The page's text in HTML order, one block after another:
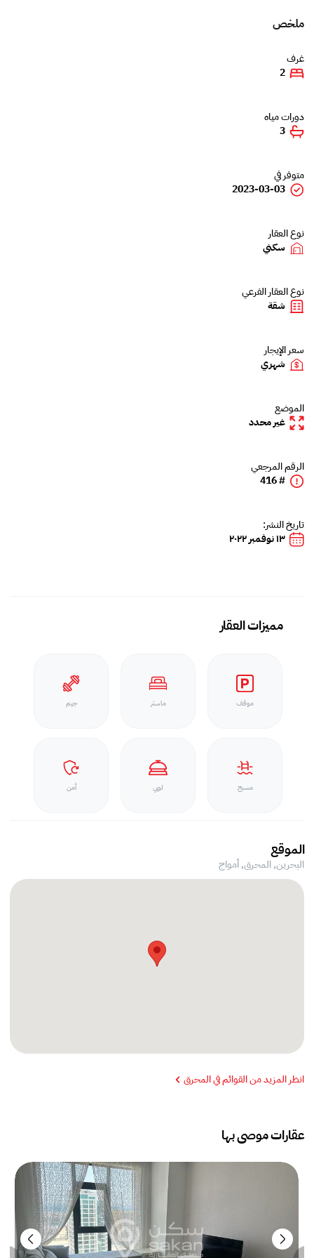
ملخص
غرف
2
دورات مياه
3
متوفر في
2023-03-03
نوع العقار
سكني
نوع العقار الفرعي
شقة
سعر الإيجار
شهري
الموضع
غير محدد
الرقم المرجعي
# 416
تاريخ النشر:
١٣ نوفمبر ٢٠٢٢
مميزات العقار
موقف ماستر جيم
مسبح لوبي أمن
الموقع
البحرين, المحرق,أمواج
انظر المزيد من القوائم في المحرق
عقارات موصى بها